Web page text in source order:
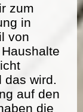
zum
in
von
das wird.
auf den
die